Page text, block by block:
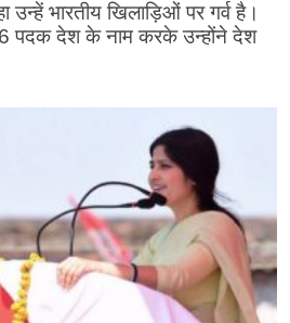
उन्हें भारतीय खिलाड़िओं पर गर्व है।
26 पदक देश के नाम करके उन्होंने देश